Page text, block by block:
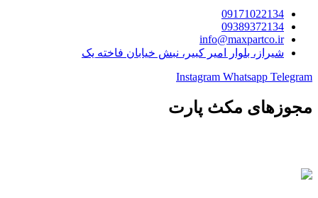
09171022134
09389372134
info@maxpartco.ir
شیراز، بلوار امیر کبیر، نبش خیابان فاخته یک
Instagram Whatsapp Telegram
مجوزهای مکث پارت